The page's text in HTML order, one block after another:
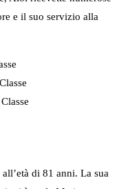
e il suo servizio alla
di 81 anni. La sua